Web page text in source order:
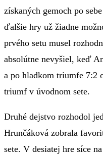
získaných gemoch po
ďalšie hry už žiadne
prvého setu musel
absolútne nevyšiel, keď
a po hladkom triumfe 7:2
triumf v úvodnom sete.
Druhé dejstvo rozhodol
Hrunčáková zobrala
sete. V desiatej hre síce